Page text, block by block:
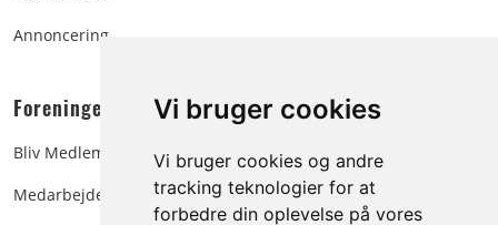
Vi bruger cookies
Vi bruger cookies og andre
tracking teknologier for at
forbedre din oplevelse på vores
Annoncering
Foreningen:
Bliv Medlem
Medarbejdere